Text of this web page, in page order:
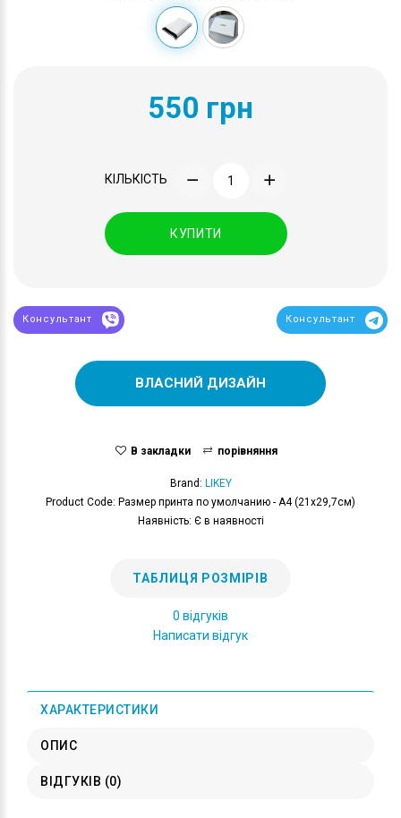
550 грн
КІЛЬКІСТЬ
КУПИТИ
Консультант Консультант
ВЛАСНИЙ ДИЗАЙН
В закладки порівняння
Brand: LIKEY
Product Code: Размер принта по умолчанию - А4 (21x29,7см)
Наявність: Є в наявності
ТАБЛИЦЯ РОЗМІРІВ
0 відгуків
Написати відгук
ХАРАКТЕРИСТИКИ
ОПИС
ВІДГУКІВ (0)